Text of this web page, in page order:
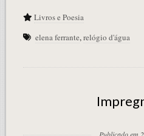
Livros e Poesia
elena ferrante,relógio d'água